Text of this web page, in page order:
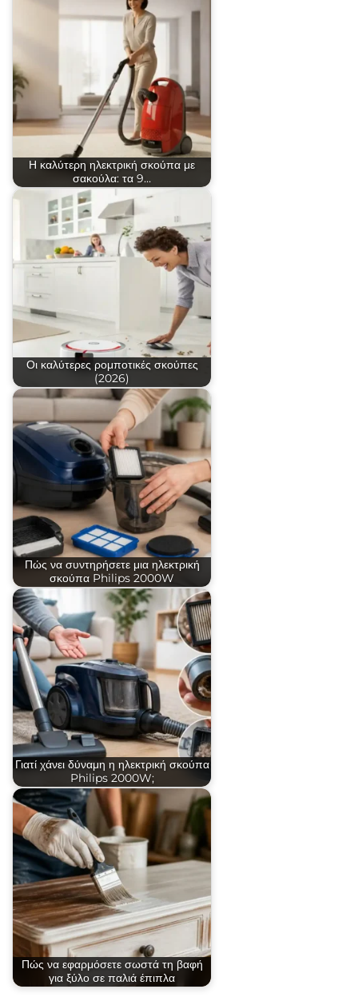
Η καλύτερη ηλεκτρική σκούπα με
σακούλα: τα 9…
Οι καλύτερες ρομποτικές σκούπες
(2026)
Πώς να συντηρήσετε μια ηλεκτρική
σκούπα Philips 2000W
Γιατί χάνει δύναμη η ηλεκτρική σκούπα
Philips 2000W;
Πώς να εφαρμόσετε σωστά τη βαφή
για ξύλο σε παλιά έπιπλα